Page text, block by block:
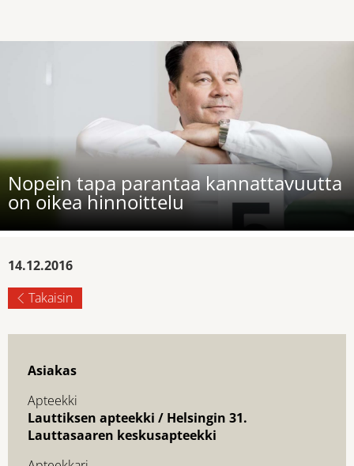
Nopein tapa parantaa kannattavuutta
on oikea hinnoittelu
14.12.2016
Takaisin
Asiakas
Apteekki
Lauttiksen apteekki / Helsingin 31.
Lauttasaaren keskusapteekki